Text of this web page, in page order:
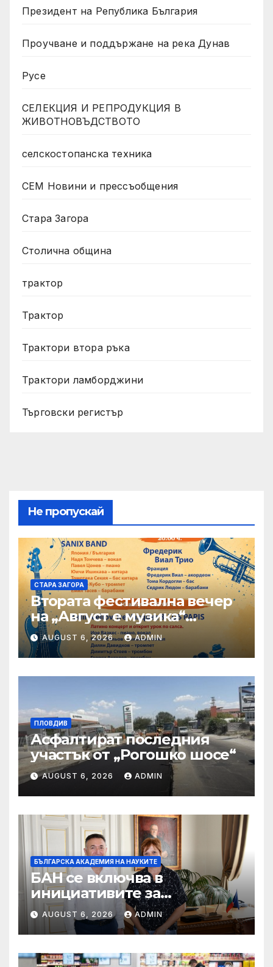
Президент на Република България
Проучване и поддържане на река Дунав
Русе
СЕЛЕКЦИЯ И РЕПРОДУКЦИЯ В
ЖИВОТНОВЪДСТВОТО
селскостопанска техника
СЕМ Новини и прессъобщения
Стара Загора
Столична община
трактор
Трактор
Трактори втора ръка
Трактори ламборджини
Търговски регистър
Не пропускай
СТАРА ЗАГОРА
Втората фестивална вечер
на „Август е музика“
посреща Фредерик Виал
Трио
AUGUST 6, 2026 ADMIN
ПЛОВДИВ
Асфалтират последния
участък от „Рогошко шосе“
AUGUST 6, 2026 ADMIN
БЪЛГАРСКА АКАДЕМИЯ НА НАУКИТЕ
БАН се включва в
инициативите за
отбелязване 190 години от
рождението на Васил
Левски
AUGUST 6, 2026 ADMIN